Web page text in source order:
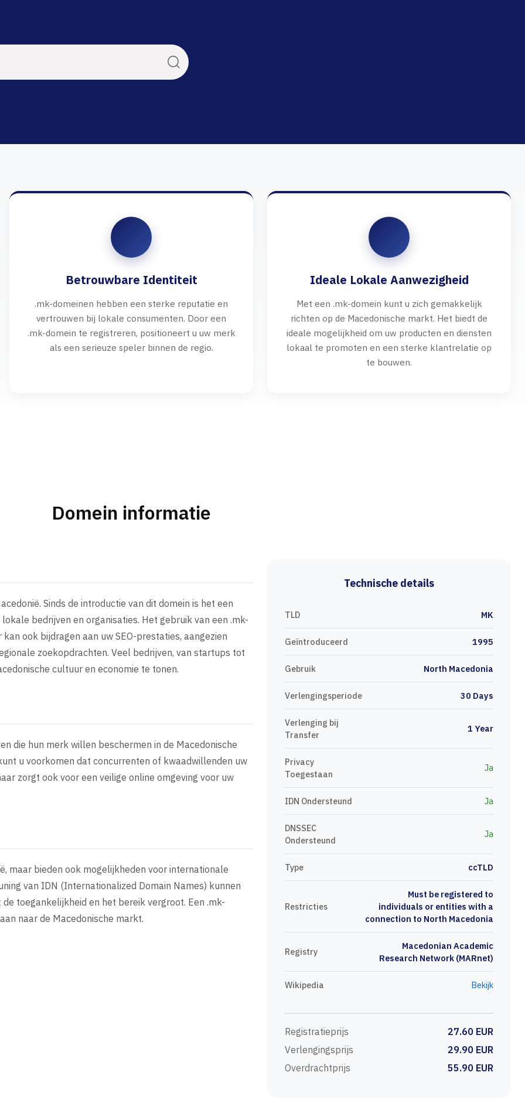
Betrouwbare Identiteit
.mk-domeinen hebben een sterke reputatie en
vertrouwen bij lokale consumenten. Door een
.mk-domein te registreren, positioneert u uw merk
als een serieuze speler binnen de regio.
Ideale Lokale Aanwezigheid
Met een .mk-domein kunt u zich gemakkelijk
richten op de Macedonische markt. Het biedt de
ideale mogelijkheid om uw producten en diensten
lokaal te promoten en een sterke klantrelatie op
te bouwen.
Domein informatie
Sinds de introductie van dit domein is het een
bedrijven en organisaties. Het gebruik van een .mk-
ook bijdragen aan uw SEO-prestaties, aangezien
zoekopdrachten. Veel bedrijven, van startups tot
cultuur en economie te tonen.
die hun merk willen beschermen in de Macedonische
u voorkomen dat concurrenten of kwaadwillenden uw
zorgt ook voor een veilige online omgeving voor uw
maar bieden ook mogelijkheden voor internationale
van IDN (Internationalized Domain Names) kunnen
toegankelijkheid en het bereik vergroot. Een .mk-
naar de Macedonische markt.
Technische details
TLD MK
Geïntroduceerd 1995
Gebruik North Macedonia
Verlengingsperiode 30 Days
Verlenging bij
Transfer
1 Year
Privacy
Toegestaan
Ja
IDN Ondersteund Ja
DNSSEC
Ondersteund
Ja
Type ccTLD
Restricties
Must be registered to
individuals or entities with a
connection to North Macedonia
Registry
Macedonian Academic
Research Network (MARnet)
Wikipedia Bekijk
Registratieprijs
27.60 EUR
Verlengingsprijs
29.90 EUR
Overdrachtprijs
55.90 EUR